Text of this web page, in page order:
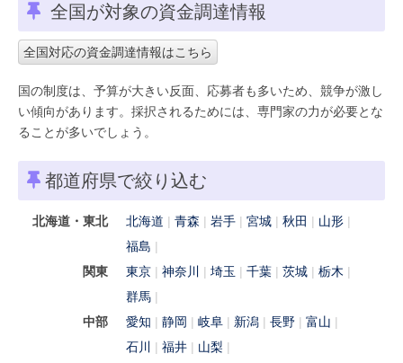
全国が対象の資金調達情報
全国対応の資金調達情報はこちら
国の制度は、予算が大きい反面、応募者も多いため、競争が激し
い傾向があります。採択されるためには、専門家の力が必要とな
ることが多いでしょう。
都道府県で絞り込む
北海道・東北 北海道 青森 岩手 宮城 秋田
山形
福島
関東
東京 神奈川 埼玉 千葉 茨城
栃木
群馬
中部
愛知 静岡 岐阜 新潟 長野
富山
石川
福井
山梨